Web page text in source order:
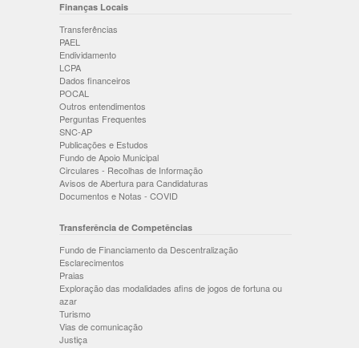
Finanças Locais
Transferências
PAEL
Endividamento
LCPA
Dados financeiros
POCAL
Outros entendimentos
Perguntas Frequentes
SNC-AP
Publicações e Estudos
Fundo de Apoio Municipal
Circulares - Recolhas de Informação
Avisos de Abertura para Candidaturas
Documentos e Notas - COVID
Transferência de Competências
Fundo de Financiamento da Descentralização
Esclarecimentos
Praias
Exploração das modalidades afins de jogos de fortuna ou
azar
Turismo
Vias de comunicação
Justiça